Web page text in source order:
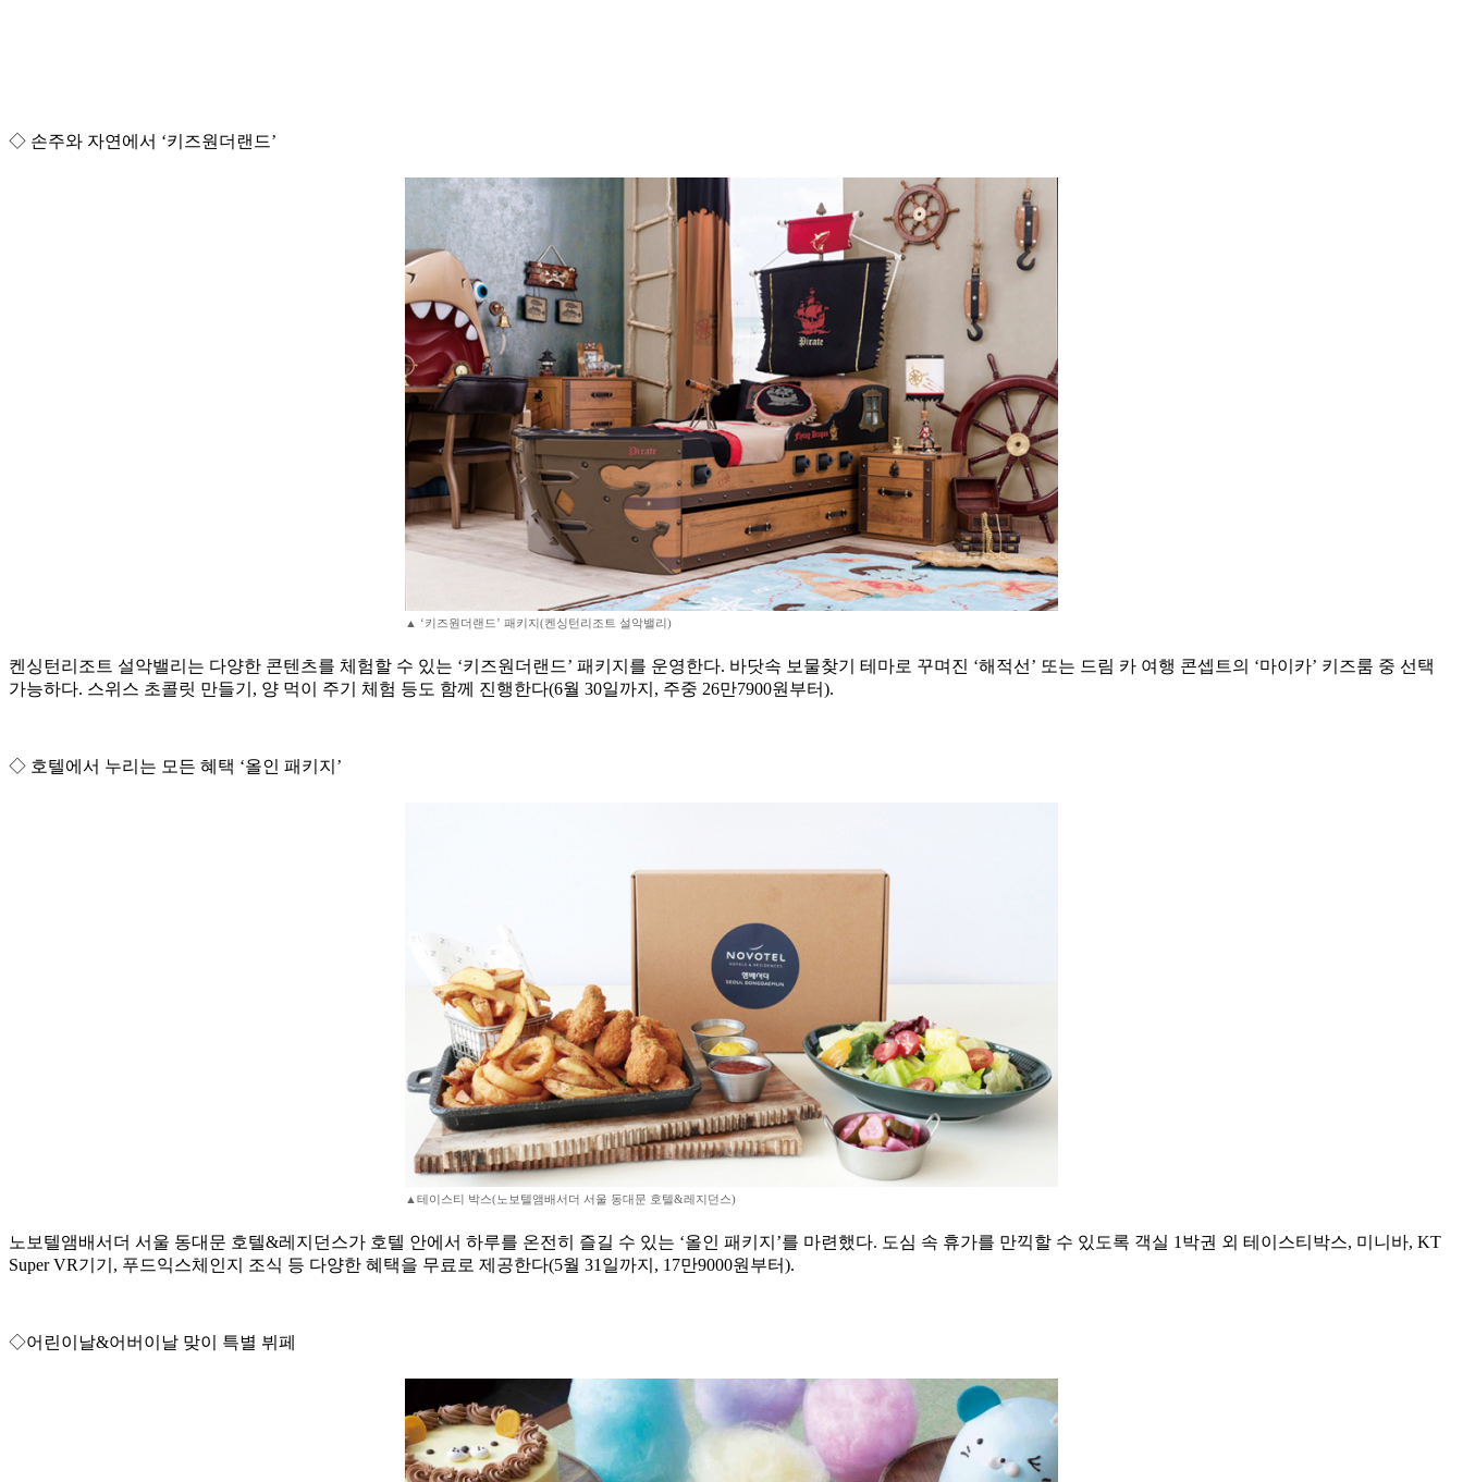
◇ 손주와 자연에서 ‘키즈원더랜드’
▲ ‘키즈원더랜드’ 패키지(켄싱턴리조트 설악밸리)
켄싱턴리조트 설악밸리는 다양한 콘텐츠를 체험할 수 있는 ‘키즈원더랜드’ 패키지를 운영한다. 바닷속 보물찾기 테마로 꾸며진 ‘해적선’ 또는 드림 카 여행 콘셉트의 ‘마이카’ 키즈룸 중 선택
가능하다. 스위스 초콜릿 만들기, 양 먹이 주기 체험 등도 함께 진행한다(6월 30일까지, 주중 26만7900원부터).
◇ 호텔에서 누리는 모든 혜택 ‘올인 패키지’
▲테이스티 박스(노보텔앰배서더 서울 동대문 호텔&레지던스)
노보텔앰배서더 서울 동대문 호텔&레지던스가 호텔 안에서 하루를 온전히 즐길 수 있는 ‘올인 패키지’를 마련했다. 도심 속 휴가를 만끽할 수 있도록 객실 1박권 외 테이스티박스, 미니바, KT
Super VR기기, 푸드익스체인지 조식 등 다양한 혜택을 무료로 제공한다(5월 31일까지, 17만9000원부터).
◇어린이날&어버이날 맞이 특별 뷔페